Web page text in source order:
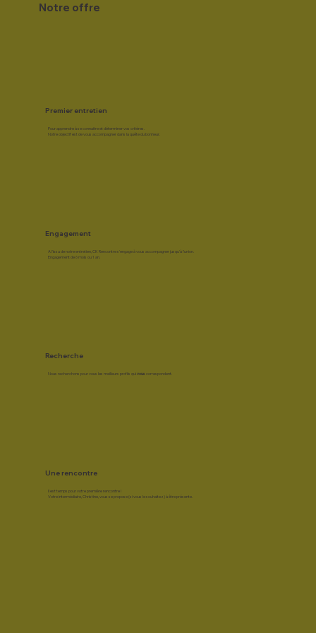
Notre offre
Premier entretien
Pour apprendre à se connaitre et déterminer vos critères.
Notre objectif est de vous accompagner dans la quête du bonheur.
Engagement
A l'issu de notre entretien, CK Rencontre s'engage à vous accompagner jusqu'à l'union.
Engagement de 6 mois ou 1 an.
Recherche
Nous recherchons pour vous les meilleurs profils quivous correspondent.
Une rencontre
Il est temps pour votre première rencontre !
Votre intermédiaire, Christine, vous se propose (si vous le souhaitez) à être présente.